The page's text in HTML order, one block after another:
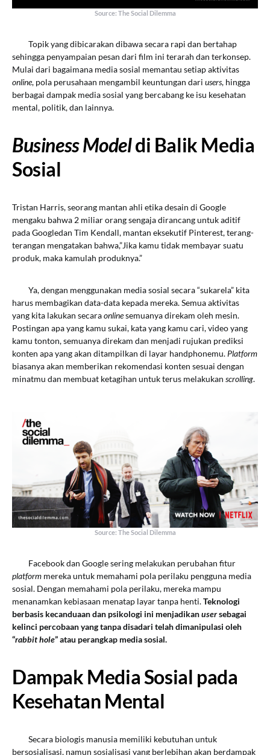
Source: The Social Dilemma
Topik yang dibicarakan dibawa secara rapi dan bertahap
sehingga penyampaian pesan dari film ini terarah dan terkonsep.
Mulai dari bagaimana media sosial memantau setiap aktivitas
online, pola perusahaan mengambil keuntungan dari users, hingga
berbagai dampak media sosial yang bercabang ke isu kesehatan
mental, politik, dan lainnya.
Business Modeldi Balik Media
Sosial
Tristan Harris, seorang mantan ahli etika desain di Google
mengaku bahwa 2 miliar orang sengaja dirancang untuk aditif
pada Googledan Tim Kendall, mantan eksekutif Pinterest, terang-
terangan mengatakan bahwa,”Jika kamu tidak membayar suatu
produk, maka kamulah produknya.”
Ya, dengan menggunakan media sosial secara “sukarela” kita
harus membagikan data-data kepada mereka. Semua aktivitas
yang kita lakukan secaraonlinesemuanya direkam oleh mesin.
Postingan apa yang kamu sukai, kata yang kamu cari, video yang
kamu tonton, semuanya direkam dan menjadi rujukan prediksi
konten apa yang akan ditampilkan di layar handphonemu. Platform
biasanya akan memberikan rekomendasi konten sesuai dengan
minatmu dan membuat ketagihan untuk terus melakukan scrolling.
Source: The Social Dilemma
Facebook dan Google sering melakukan perubahan fitur
platform mereka untuk memahami pola perilaku pengguna media
sosial. Dengan memahami pola perilaku, mereka mampu
menanamkan kebiasaan menatap layar tanpa henti.Teknologi
berbasis kecanduaan dan psikologi ini menjadikanusersebagai
kelinci percobaan yang tanpa disadari telah dimanipulasi oleh
“rabbit hole” atau perangkap media sosial.
Dampak Media Sosial pada
Kesehatan Mental
Secara biologis manusia memiliki kebutuhan untuk
bersosialisasi, namun sosialisasi yang berlebihan akan berdampak